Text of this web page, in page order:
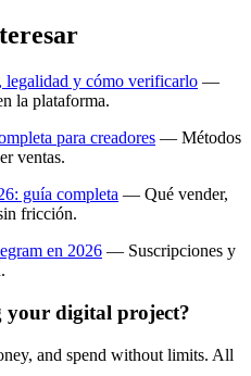
legalidad y cómo verificarlo —
la plataforma.
para creadores — Métodos
ventas.
guía completa — Qué vender,
fricción.
en 2026 — Suscripciones y
your digital project?
and spend without limits. All